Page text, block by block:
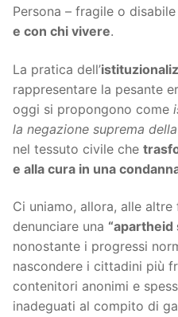
Persona – fragile o
e con chi vivere.
La pratica dell’
rappresentare la pesante
oggi si propongono come
la negazione suprema
nel tessuto civile che
e alla cura in una
Ci uniamo, allora, alle
denunciare una “apartheid
nonostante i progressi
nascondere i cittadini più
contenitori anonimi e
inadeguati al compito di